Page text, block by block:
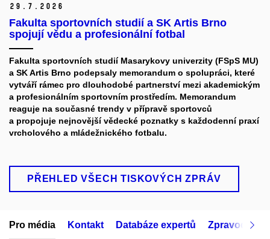
29. 7. 2026
Fakulta sportovních studií a SK Artis Brno
spojují vědu a profesionální fotbal
Fakulta sportovních studií Masarykovy univerzity (FSpS MU)
a SK Artis Brno podepsaly memorandum o spolupráci, které
vytváří rámec pro dlouhodobé partnerství mezi akademickým
a profesionálním sportovním prostředím. Memorandum
reaguje na současné trendy v přípravě sportovců
a propojuje nejnovější vědecké poznatky s každodenní praxí
vrcholového a mládežnického fotbalu.
PŘEHLED VŠECH TISKOVÝCH ZPRÁV
Pro média Kontakt Databáze expertů